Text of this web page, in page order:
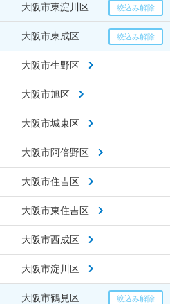
大阪市東淀川区
大阪市東成区
大阪市生野区
大阪市旭区
大阪市城東区
大阪市阿倍野区
大阪市住吉区
大阪市東住吉区
大阪市西成区
大阪市淀川区
大阪市鶴見区